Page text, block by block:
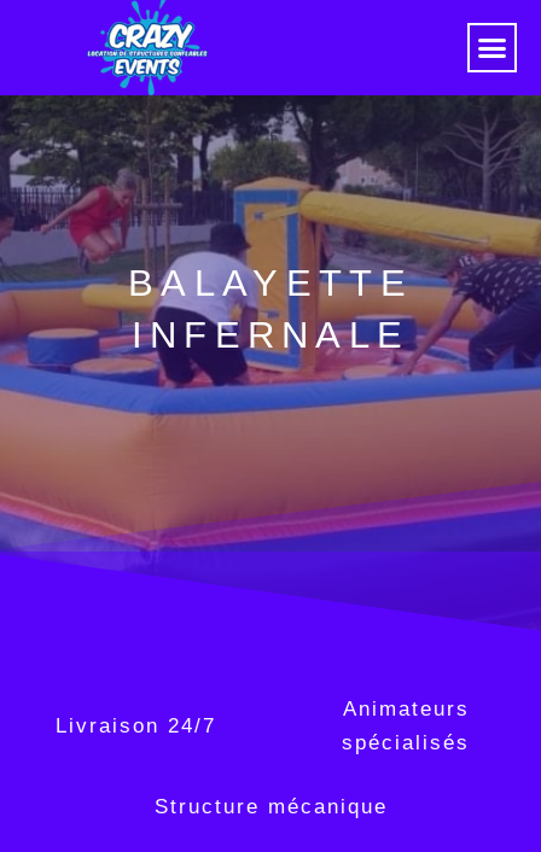
BALAYETTE
INFERNALE
Livraison 24/7
Animateurs
spécialisés
Structure mécanique